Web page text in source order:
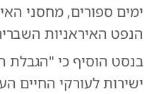
ימים ספורים, מחסני
הנפט האיראניות
בנסט הוסיף כי "הגבלת
ישירות לעורקי החיים